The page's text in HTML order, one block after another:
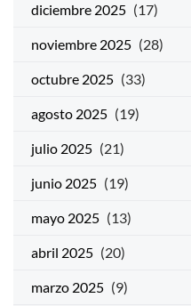
diciembre 2025 (17)
noviembre 2025 (28)
octubre 2025 (33)
agosto 2025 (19)
julio 2025 (21)
junio 2025 (19)
mayo 2025 (13)
abril 2025 (20)
marzo 2025 (9)